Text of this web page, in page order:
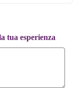
tua esperienza